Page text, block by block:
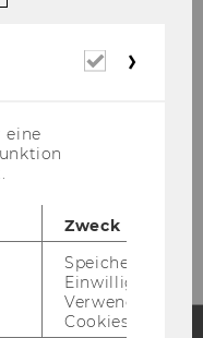
business-​and-
stu­di­um/ba­
stu­di­
eine
Zweck
Speichert Ihre
Einwilligung zur
Verwendung von
Cookies.